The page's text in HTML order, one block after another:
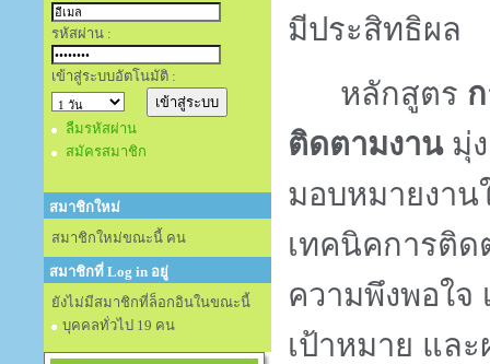
รหัสผ่าน :
เข้าสู่ระบบอัตโนมัติ :
ลืมรหัสผ่าน
สมัครสมาชิก
สมาชิกใหม่
สมาชิกใหม่ขณะนี้ คน
สมาชิกที่ Log in อยู่
ยังไม่มีสมาชิกที่ล็อกอินในขณะนี้
บุคคลทั่วไป 19 คน
มีประสิทธิผล
หลักสูตร
ติดตามงานมุ่ง
มอบหมายงาน
เทคนิคการติด
ความพึงพอใจ
เป้าหมาย แล